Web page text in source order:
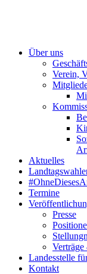
Über uns
Verein,
Aktuelles
Termine
Presse
Verträge
Landesstelle
Kontakt